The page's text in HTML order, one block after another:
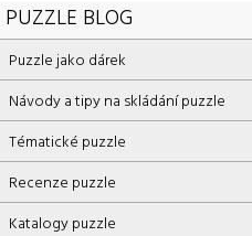
PUZZLE BLOG
Puzzle jako dárek
Návody a tipy na skládání puzzle
Tématické puzzle
Recenze puzzle
Katalogy puzzle